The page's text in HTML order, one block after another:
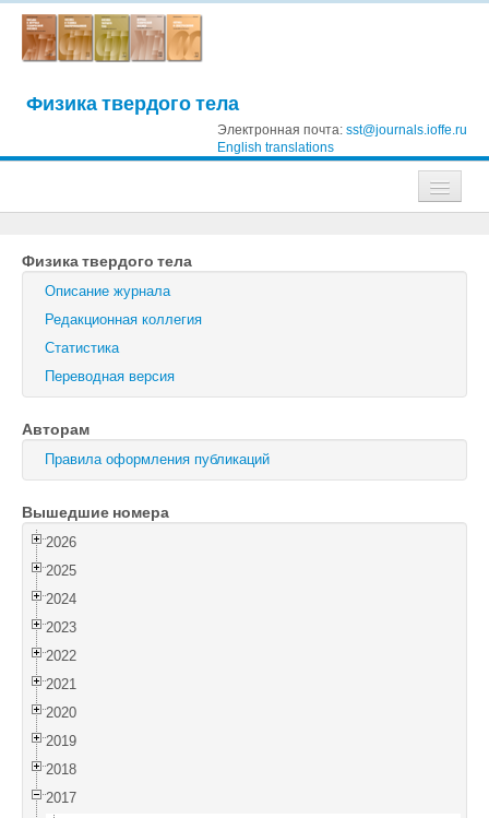
Физика твердого тела
Электронная почта: sst@journals.ioffe.ru
English translations
Журнал технической физики
Письма в Журнал технической физики
Физика твердого тела
Физика и техника полупроводников
Оптика и спектроскопия
Поиск
Войти
Физика твердого тела
Описание журнала
Редакционная коллегия
Статистика
Переводная версия
Авторам
Правила оформления публикаций
Вышедшие номера
2026
2025
2024
2023
2022
2021
2020
2019
2018
2017